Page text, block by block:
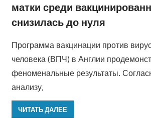
матки среди
снизилась до нуля
Программа вакцинации против
человека (ВПЧ) в Англии
феноменальные результаты.
анализу,
ЧИТАТЬ ДАЛЕЕ